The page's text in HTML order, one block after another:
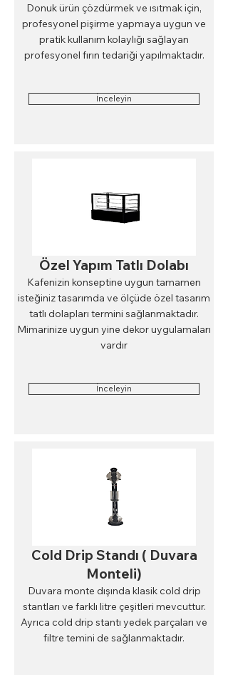
Donuk ürün çözdürmek ve ısıtmak için,
profesyonel pişirme yapmaya uygun ve
pratik kullanım kolaylığı sağlayan
profesyonel fırın tedariği yapılmaktadır.
İnceleyin
Özel Yapım Tatlı Dolabı
Kafenizin konseptine uygun tamamen
isteğiniz tasarımda ve ölçüde özel tasarım
tatlı dolapları termini sağlanmaktadır.
Mimarinize uygun yine dekor uygulamaları
vardır
İnceleyin
Cold Drip Standı ( Duvara
Monteli)
Duvara monte dışında klasik cold drip
stantları ve farklı litre çeşitleri mevcuttur.
Ayrıca cold drip stantı yedek parçaları ve
filtre temini de sağlanmaktadır.